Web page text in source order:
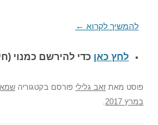
להמשיך לקרוא ←
לחץ כאן כדי להירשם כמנוי
פוסט מאת זאב גלילי פורסם בקטגוריה
במרץ 2017
.